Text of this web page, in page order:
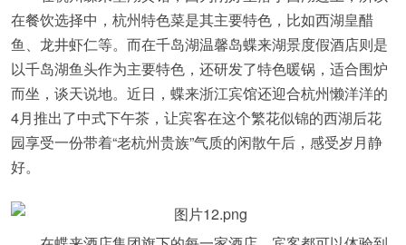
在餐饮选择中，杭州特色菜是其主要特色，比如西湖皇醋
鱼、龙井虾仁等。而在千岛湖温馨岛蝶来湖景度假酒店则是
以千岛湖鱼头作为主要特色，还研发了特色暖锅，适合围炉
而坐，谈天说地。近日，蝶来浙江宾馆还迎合杭州懒洋洋的
4月推出了中式下午茶，让宾客在这个繁花似锦的西湖后花
园享受一份带着“老杭州贵族”气质的闲散午后，感受岁月静
好。